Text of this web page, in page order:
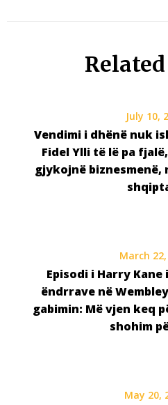
July 10,
Vendimi i dhënë nuk
Fidel Ylli të lë pa
gjykojnë
March
Episodi i Harry
ëndrrave në
gabimin: Më vjen keq
shohim
May 20,